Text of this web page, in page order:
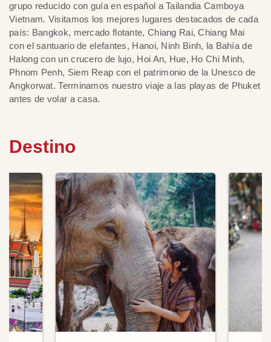
grupo reducido con guía en español a Tailandia Camboya
Vietnam. Visitamos los mejores lugares destacados de cada
país: Bangkok, mercado flotante, Chiang Rai, Chiang Mai
con el santuario de elefantes, Hanoi, Ninh Binh, la Bahía de
Halong con un crucero de lujo, Hoi An, Hue, Ho Chi Minh,
Phnom Penh, Siem Reap con el patrimonio de la Unesco de
Angkorwat. Terminamos nuestro viaje a las playas de Phuket
antes de volar a casa.
Destino